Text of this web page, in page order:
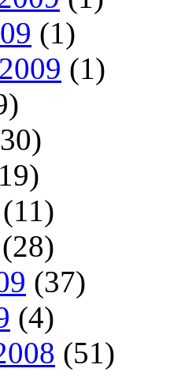
(1)
(1)
(11)
(28)
(37)
(4)
(51)